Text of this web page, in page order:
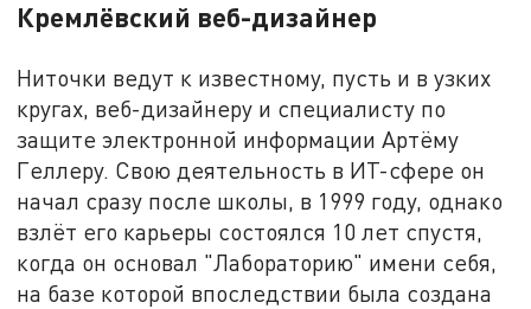
Кремлёвский веб-дизайнер
Ниточки ведут к известному, пусть и в узких
кругах, веб-дизайнеру и специалисту по
защите электронной информации Артёму
Геллеру. Свою деятельность в ИТ-сфере он
начал сразу после школы, в 1999 году, однако
взлёт его карьеры состоялся 10 лет спустя,
когда он основал "Лабораторию" имени себя,
на базе которой впоследствии была создана